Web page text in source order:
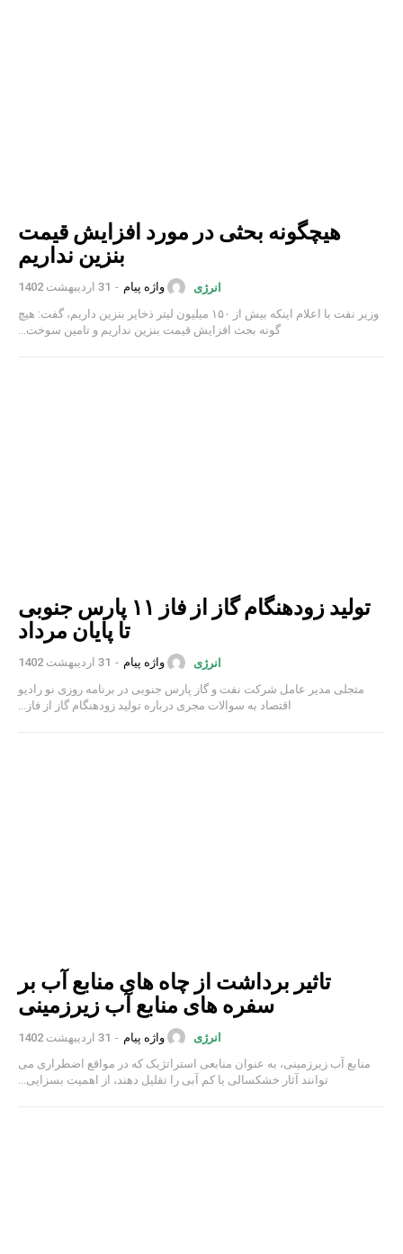
هیچگونه بحثی در مورد افزایش قیمت
بنزین نداریم
انرژی واژه پیام - 31 اردیبهشت 1402
وزیر نفت با اعلام اینکه بیش از ۱۵۰ میلیون لیتر ذخایر بنزین داریم، گفت: هیچ
گونه بحث افزایش قیمت بنزین نداریم و تامین سوخت...
تولید زودهنگام گاز از فاز ۱۱ پارس جنوبی
تا پایان مرداد
انرژی واژه پیام - 31 اردیبهشت 1402
متجلی مدیر عامل شرکت نفت و گاز پارس جنوبی در برنامه روزی نو رادیو
اقتصاد به سوالات مجری درباره تولید زودهنگام گاز از فاز...
تاثیر برداشت از چاه های منابع آب بر
سفره های منابع آب زیرزمینی
انرژی واژه پیام - 31 اردیبهشت 1402
منابع آب زیرزمینی، به عنوان منابعی استراتژیک که در مواقع اضطراری می
توانند آثار خشکسالی یا کم آبی را تقلیل دهند، از اهمیت بسزایی...